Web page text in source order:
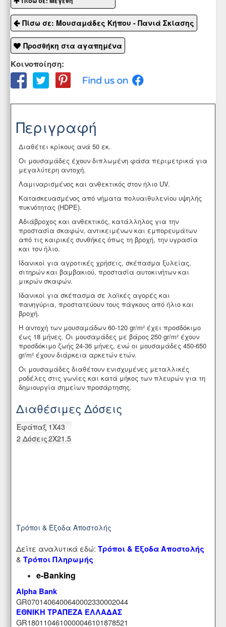
Πίσω σε: Μουσαμάδες Κήπου - Πανιά Σκίασης
Προσθήκη στα αγαπημένα
Κοινοποίηση:
Περιγραφή
Διαθέτει κρίκους ανά 50 εκ.
Οι μουσαμάδες έχουν διπλωμένη φάσα περιμετρικά για
μεγαλύτερη αντοχή.
Λαμιναρισμένος και ανθεκτικός στον ήλιο UV.
Κατασκευασμένος από νήματα πολυαιθυλενίου υψηλής
πυκνότητας (HDPE).
Αδιάβροχος και ανθεκτικός, κατάλληλος για την
προστασία σκαφών, αντικειμένων και εμπορευμάτων
από τις καιρικές συνθήκες όπως τη βροχή, την υγρασία
και τον ήλιο.
Ιδανικοί για αγροτικές χρήσεις, σκέπασμα ξυλείας,
σιτηρών και βαμβακιού, προστασία αυτοκινήτων και
μικρών σκαφών.
Ιδανικοί για σκέπασμα σε λαϊκές αγορές και
πανηγύρια, προστατεύουν τους πάγκους από ήλιο και
βροχή.
Η αντοχή των μουσαμάδων 60-120 gr/m² έχει προσδόκιμο
έως 18 μήνες. Οι μουσαμάδες με βάρος 250 gr/m² έχουν
προσδόκιμο ζωής 24-36 μήνες, ενώ οι μουσαμάδες 450-650
gr/m² έχουν διάρκεια αρκετών ετών.
Οι μουσαμάδες διαθέτουν ενισχυμένες μεταλλικές
ροδέλες στις γωνίες και κατά μήκος των πλευρών για τη
δημιουργία σημείων προσάρτησης.
Διαθέσιμες Δόσεις
Eφάπαξ 1X43
2 Δόσεις2X21.5
Τρόποι & Έξοδα Αποστολής
Δείτε αναλυτικά εδώ: Τρόποι & Έξοδα Αποστολής
& Τρόποι Πληρωμής
e-Banking
Alpha Bank
GR0701406400640002330002044
ΕΘΝΙΚΗ ΤΡΑΠΕΖΑ ΕΛΛΑΔΑΣ
GR1801104610000046101878521